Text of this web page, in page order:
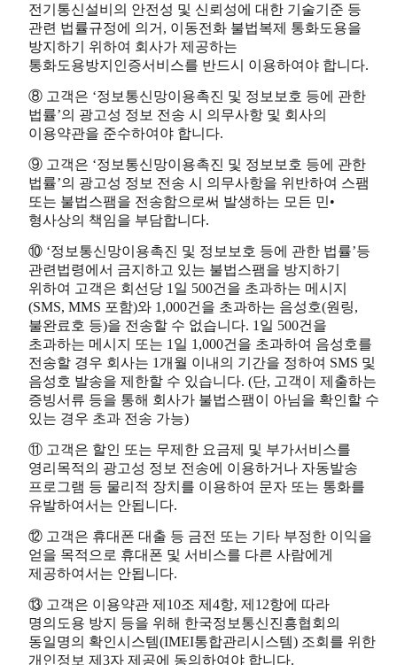
전기통신설비의 안전성 및 신뢰성에 대한 기술기준 등
관련 법률규정에 의거, 이동전화 불법복제 통화도용을
방지하기 위하여 회사가 제공하는
통화도용방지인증서비스를 반드시 이용하여야 합니다.
⑧ 고객은 ‘정보통신망이용촉진 및 정보보호 등에 관한
법률’의 광고성 정보 전송 시 의무사항 및 회사의
이용약관을 준수하여야 합니다.
⑨ 고객은 ‘정보통신망이용촉진 및 정보보호 등에 관한
법률’의 광고성 정보 전송 시 의무사항을 위반하여 스팸
또는 불법스팸을 전송함으로써 발생하는 모든 민•
형사상의 책임을 부담합니다.
⑩ ‘정보통신망이용촉진 및 정보보호 등에 관한 법률’등
관련법령에서 금지하고 있는 불법스팸을 방지하기
위하여 고객은 회선당 1일 500건을 초과하는 메시지
(SMS, MMS 포함)와 1,000건을 초과하는 음성호(원링,
불완료호 등)을 전송할 수 없습니다. 1일 500건을
초과하는 메시지 또는 1일 1,000건을 초과하여 음성호를
전송할 경우 회사는 1개월 이내의 기간을 정하여 SMS 및
음성호 발송을 제한할 수 있습니다. (단, 고객이 제출하는
증빙서류 등을 통해 회사가 불법스팸이 아님을 확인할 수
있는 경우 초과 전송 가능)
⑪ 고객은 할인 또는 무제한 요금제 및 부가서비스를
영리목적의 광고성 정보 전송에 이용하거나 자동발송
프로그램 등 물리적 장치를 이용하여 문자 또는 통화를
유발하여서는 안됩니다.
⑫ 고객은 휴대폰 대출 등 금전 또는 기타 부정한 이익을
얻을 목적으로 휴대폰 및 서비스를 다른 사람에게
제공하여서는 안됩니다.
⑬ 고객은 이용약관 제10조 제4항, 제12항에 따라
명의도용 방지 등을 위해 한국정보통신진흥협회의
동일명의 확인시스템(IMEI통합관리시스템) 조회를 위한
개인정보 제3자 제공에 동의하여야 합니다.